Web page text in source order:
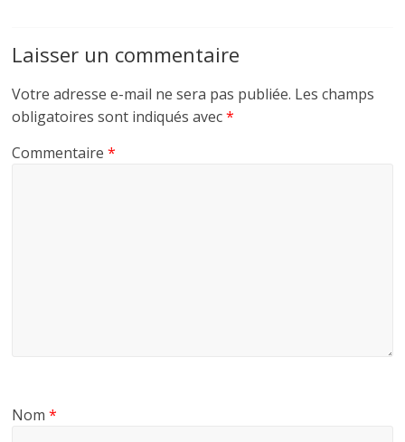
Laisser un commentaire
Votre adresse e-mail ne sera pas publiée. Les champs
obligatoires sont indiqués avec*
Commentaire*
Nom*